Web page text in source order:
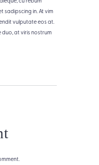
sadipscing in. At vim
vulputate eos at.
duo, at viris nostrum